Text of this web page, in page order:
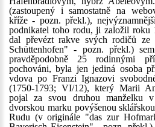
(zastoupený i samostatně na
kříže - pozn. překl.),
podnikatel toho rodu, ji založil roku
dal převézt rakve svých rodičů
Schüttenhofen" - pozn. překl.)
pravděpodobně 25 rodinnými
pochováni, byla jen jediná osoba
vdova po Franzi Ignazovi
(1750-1793; VI/12), který Marii
pojal za svou druhou manželku
dvorskou marku povýšenou
Rudu (v originále "das zur